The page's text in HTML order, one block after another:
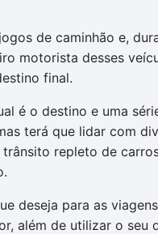
de caminhão e,
motorista desses
final.
é o destino e uma
terá que lidar com
repleto de
deseja para as
além de utilizar o seu